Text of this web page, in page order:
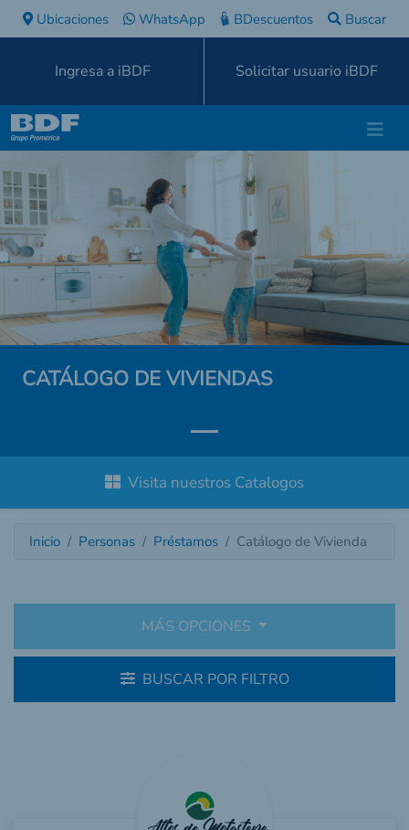
Ubicaciones WhatsApp BDescuentos Buscar
Ingresa a iBDF Solicitar usuario iBDF
CATÁLOGO DE VIVIENDAS
Visita nuestros Catalogos
Inicio Personas Préstamos Catálogo de Vivienda
MÁS OPCIONES
BUSCAR POR FILTRO